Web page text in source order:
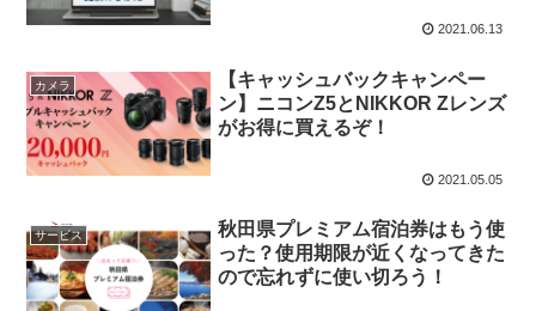
2021.06.13
カメラ
【キャッシュバックキャンペー
ン】ニコンZ5とNIKKOR Zレンズ
がお得に買えるぞ！
2021.05.05
サービス
秋田県プレミアム宿泊券はもう使
った？使用期限が近くなってきた
ので忘れずに使い切ろう！